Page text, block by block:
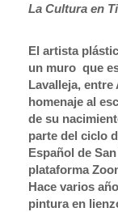
La Cultura en
El artista
un muro que
Lavalleja,
homenaje al
de su
parte del ciclo
Español de
plataforma
Hace varios
pintura en